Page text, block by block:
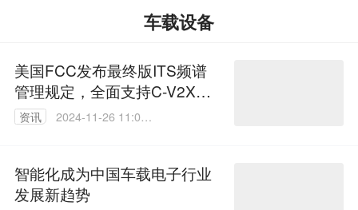
车载设备
美国FCC发布最终版ITS频谱
管理规定，全面支持C-V2X车
联网，2年内终止DSRC运营
资讯
2024-11-26 11:03:
智能化成为中国车载电子行业
发展新趋势